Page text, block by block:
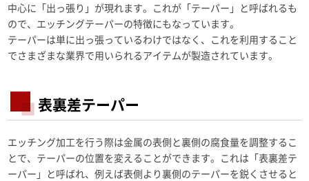
中心に「出っ張り」が現れます。これが「テーパー」と呼ばれるも
ので、エッチングテーパーの特徴にもなっています。
テーパーは単に出っ張っているわけではなく、これを利用すること
でさまざまな業界で用いられるアイテムが製造されています。
表裏差テーパー
エッチング加工を行う際は金属の表側と裏側の腐食量を調整するこ
とで、テーパーの位置を変えることができます。これは「表裏差テ
ーパー」と呼ばれ、例えば表側より裏側のテーパーを鋭くさせると